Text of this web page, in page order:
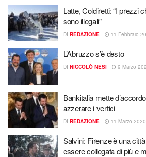
Latte, Coldiretti: “I prezzi
sono illegali”
DI REDAZIONE 11 Febbraio
L’Abruzzo s’è desto
DI NICCOLÒ NESI 9 Marzo
Bankitalia mette
azzerare i vertici
DI REDAZIONE 11 Marzo 2020
Salvini: Firenze è una
essere collegata di più e